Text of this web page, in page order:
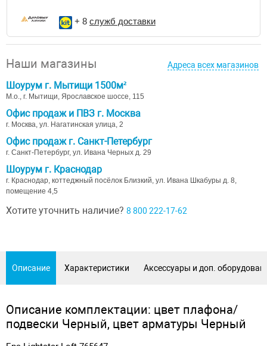
+ 8 служб доставки
Наши магазины Адреса всех магазинов
Шоурум г. Мытищи 1500м²
М.о., г. Мытищи, Ярославское шоссе, 115
Офис продаж и ПВЗ г. Москва
г. Москва, ул. Нагатинская улица, 2
Офис продаж г. Санкт-Петербург
г. Санкт-Петербург, ул. Ивана Черных д. 29
Шоурум г. Краснодар
г. Краснодар, коттеджный посёлок Близкий, ул. Ивана Шкабуры д. 8,
помещение 4,5
Хотите уточнить наличие? 8 800 222-17-62
Описание Характеристики Аксессуары и доп.
Описание комплектации: цвет плафона/
подвески Черный, цвет арматуры Черный